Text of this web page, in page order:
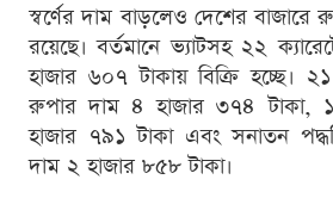
স্বর্ণের দাম বাড়লেও দেশের বাজারে
রয়েছে। বর্তমানে ভ্যাটসহ ২২
হাজার ৬০৭ টাকায় বিক্রি হচ্ছে।
রুপার দাম ৪ হাজার ৩৭৪ টাকা,
হাজার ৭৯১ টাকা এবং সনাতন
দাম ২ হাজার ৮৫৮ টাকা।